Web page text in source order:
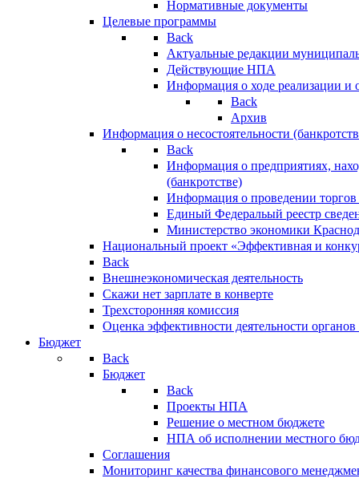
Нормативные документы
Целевые программы
Back
Актуальные редакции
Действующие НПА
Информация о ходе реализации
Back
Архив
Информация о несостоятельности
Back
Информация о предприятиях,
(банкротстве)
Информация о проведении
Единый Федеральый реестр
Министерство экономики
Национальный проект «Эффективная и
Back
Внешнеэкономическая деятельность
Скажи нет зарплате в конверте
Трехсторонняя комиссия
Оценка эффективности деятельности
Бюджет
Back
Бюджет
Back
Проекты НПА
Решение о местном бюджете
НПА об исполнении местного
Соглашения
Мониторинг качества финансового